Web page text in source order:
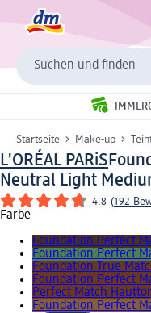
Suchen und finden
Startseite Make-up
L'ORÉAL PARiS
Neutral Light
4.8 (192
Farbe
Foundation Perfect
Foundation Perfect
Foundation True
Foundation Perfect
Perfect Match
Foundation Perfect